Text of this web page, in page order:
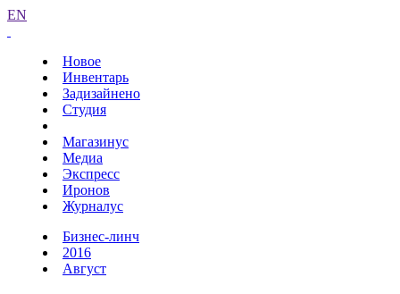
EN
Новое
Инвентарь
Задизайнено
Студия
Магазинус
Медиа
Экспресс
Иронов
Журналус
Бизнес-линч
2016
Август